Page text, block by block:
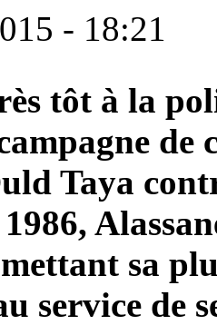
- 18:21
tôt à la
de
Taya
sa
service de